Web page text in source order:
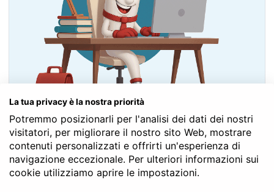
Contatta il Notaio Gratis
Fai un PREVENTIVO
La tua privacy è la nostra priorità
Potremmo posizionarli per l'analisi dei dati dei nostri
visitatori, per migliorare il nostro sito Web, mostrare
contenuti personalizzati e offrirti un'esperienza di
navigazione eccezionale. Per ulteriori informazioni sui
cookie utilizziamo aprire le impostazioni.